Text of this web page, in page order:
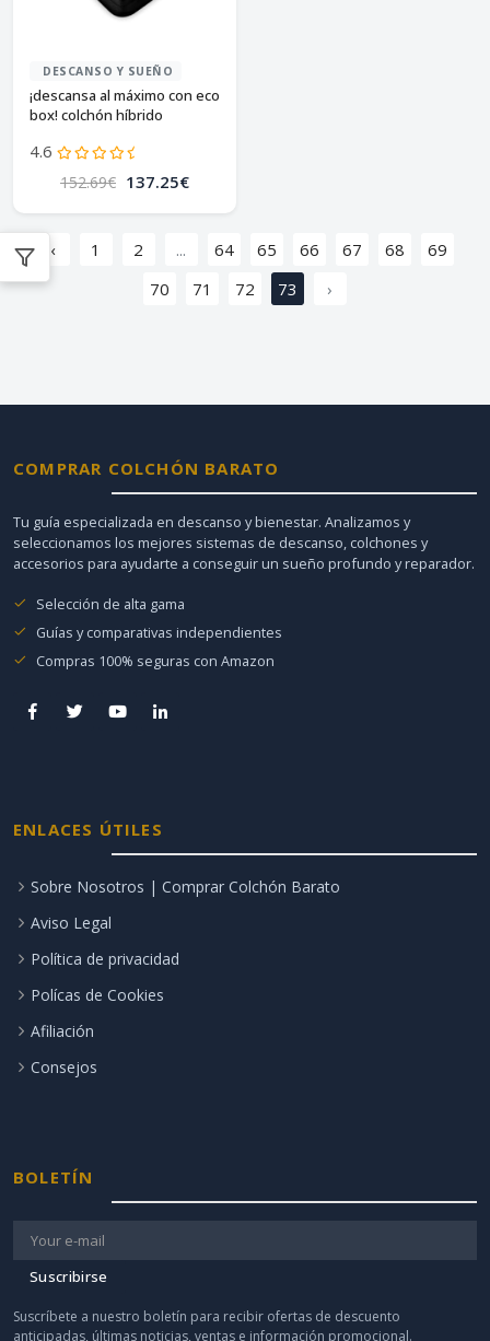
DESCANSO Y SUEÑO
¡descansa al máximo con eco
box! colchón híbrido
intermedia 90x190
4.6
152.69€ 137.25€
‹ 1 2 ... 64 65 66 67 68
69
70
71 72 73 ›
COMPRAR COLCHÓN BARATO
Tu guía especializada en descanso y bienestar. Analizamos y
seleccionamos los mejores sistemas de descanso, colchones y
accesorios para ayudarte a conseguir un sueño profundo y reparador.
Selección de alta gama
Guías y comparativas independientes
Compras 100% seguras con Amazon
ENLACES ÚTILES
Sobre Nosotros | Comprar Colchón Barato
Aviso Legal
Política de privacidad
Polícas de Cookies
Afiliación
Consejos
BOLETÍN
Suscribirse
Suscríbete a nuestro boletín para recibir ofertas de descuento
anticipadas, últimas noticias, ventas e información promocional.